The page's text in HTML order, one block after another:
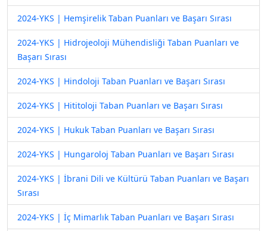
2024-YKS | Hemşirelik Taban Puanları ve Başarı Sırası
2024-YKS | Hidrojeoloji Mühendisliği Taban Puanları ve
Başarı Sırası
2024-YKS | Hindoloji Taban Puanları ve Başarı Sırası
2024-YKS | Hititoloji Taban Puanları ve Başarı Sırası
2024-YKS | Hukuk Taban Puanları ve Başarı Sırası
2024-YKS | Hungaroloj Taban Puanları ve Başarı Sırası
2024-YKS | İbrani Dili ve Kültürü Taban Puanları ve Başarı
Sırası
2024-YKS | İç Mimarlık Taban Puanları ve Başarı Sırası